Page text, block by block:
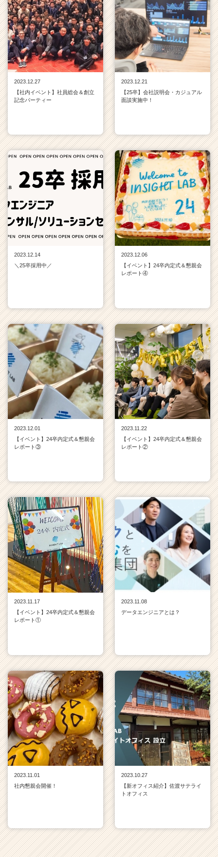
2023.12.27
【社内イベント】社員総会＆創立
記念パーティー
2023.12.21
【25卒】会社説明会・カジュアル
面談実施中！
2023.12.14
＼25卒採用中／
2023.12.06
【イベント】24卒内定式＆懇親会
レポート④
2023.12.01
【イベント】24卒内定式＆懇親会
レポート③
2023.11.22
【イベント】24卒内定式＆懇親会
レポート②
2023.11.17
【イベント】24卒内定式＆懇親会
レポート①
2023.11.08
データエンジニアとは？
2023.11.01
社内懇親会開催！
2023.10.27
【新オフィス紹介】佐渡サテライ
トオフィス